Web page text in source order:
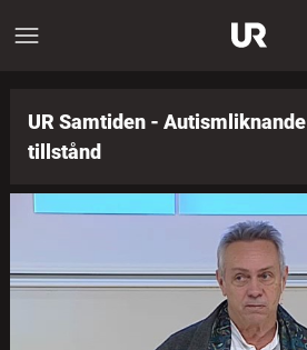
UR Samtiden - Autismliknande
tillstånd